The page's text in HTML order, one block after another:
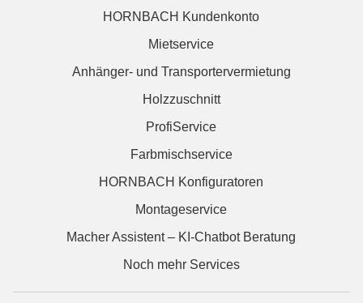
HORNBACH Kundenkonto
Mietservice
Anhänger- und Transportervermietung
Holzzuschnitt
ProfiService
Farbmischservice
HORNBACH Konfiguratoren
Montageservice
Macher Assistent – KI-Chatbot Beratung
Noch mehr Services